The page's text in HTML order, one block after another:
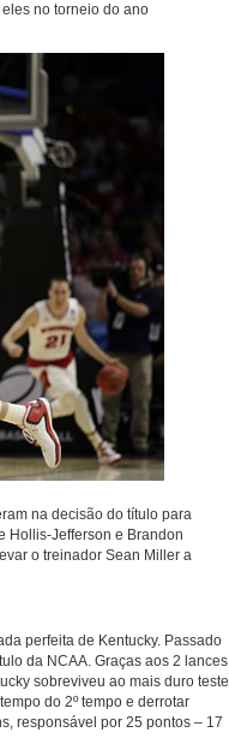
no torneio do ano
na decisão do título para
Hollis-Jefferson e Brandon
o treinador Sean Miller a
perfeita de Kentucky. Passado
da NCAA. Graças aos 2 lances
sobreviveu ao mais duro teste
do 2º tempo e derrotar
responsável por 25 pontos – 17